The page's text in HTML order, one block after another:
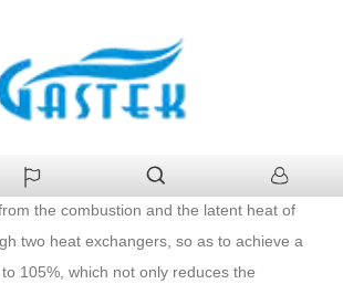
第2凝縮ガスコンビボイラー
ンビボイラー
condensing gas wall-hung boiler fully
the combustion and the latent heat of
two heat exchangers, so as to achieve a
105%, which not only reduces the